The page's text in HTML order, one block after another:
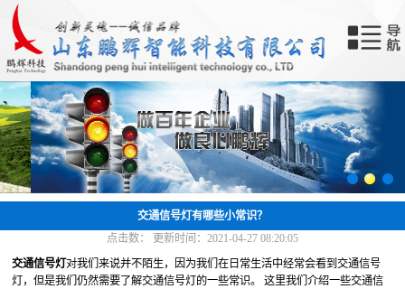
交通信号灯有哪些小常识？
点击数：
更新时间：2021-04-27 08:20:05
交通信号灯对我们来说并不陌生，因为我们在日常生活中经常会看到交通信号
灯，但是我们仍然需要了解交通信号灯的一些常识。 这里我们介绍一些交通信
产品中心
新闻中心
成功案例